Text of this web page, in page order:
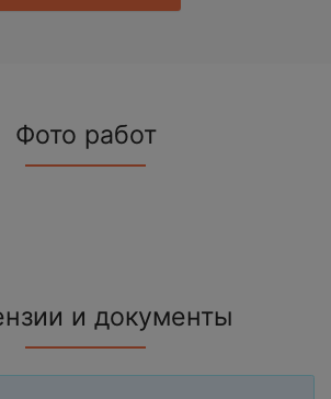
Фото работ
и документы